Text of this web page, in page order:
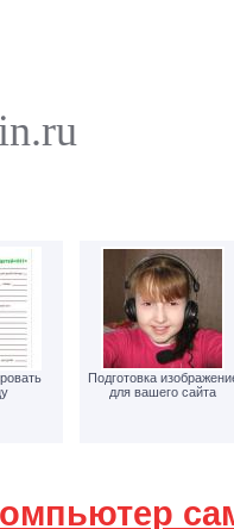
Подготовка
для вашего сайта